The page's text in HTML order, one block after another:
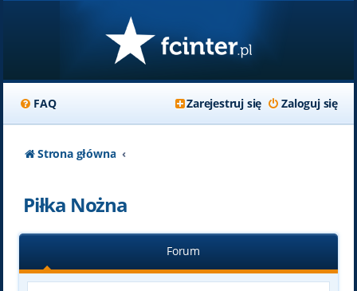
FAQ Zaloguj się
Zarejestruj się
Strona główna
Piłka Nożna
Forum